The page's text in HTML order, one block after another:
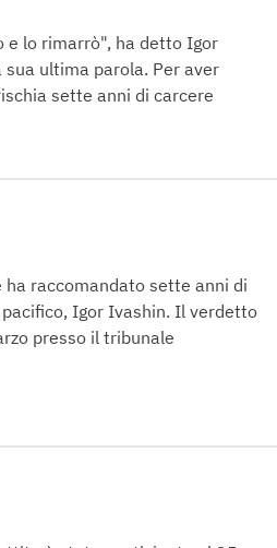
e lo rimarrò", ha detto Igor
ultima parola. Per aver
sette anni di carcere
raccomandato sette anni di
Igor Ivashin. Il verdetto
presso il tribunale